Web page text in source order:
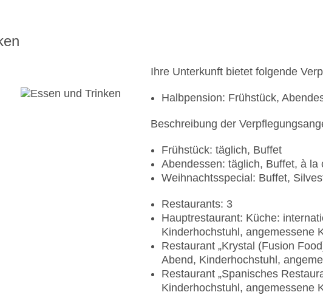
Ihre Unterkunft bietet folgende
Halbpension: Frühstück,
Beschreibung der
Frühstück: täglich, Buffet
Abendessen: täglich, Buffet, à la
Weihnachtsspecial: Buffet,
Restaurants: 3
Hauptrestaurant: Küche:
Kinderhochstuhl, angemessene
Restaurant „Krystal (Fusion
Abend, Kinderhochstuhl,
Restaurant „Spanisches
Kinderhochstuhl, angemessene